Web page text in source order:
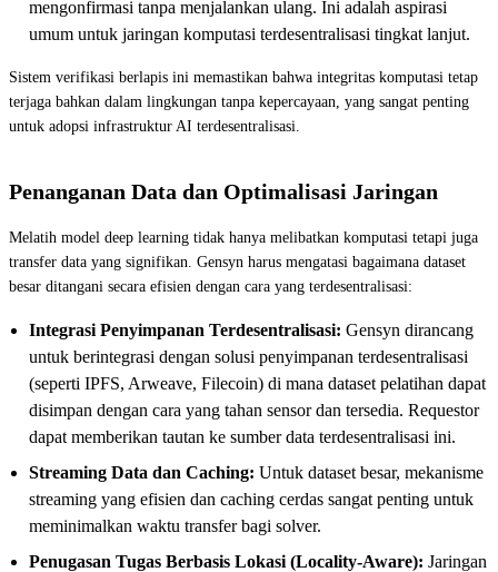
mengonfirmasi tanpa menjalankan ulang. Ini adalah aspirasi
umum untuk jaringan komputasi terdesentralisasi tingkat lanjut.
Sistem verifikasi berlapis ini memastikan bahwa integritas komputasi tetap
terjaga bahkan dalam lingkungan tanpa kepercayaan, yang sangat penting
untuk adopsi infrastruktur AI terdesentralisasi.
Penanganan Data dan Optimalisasi Jaringan
Melatih model deep learning tidak hanya melibatkan komputasi tetapi juga
transfer data yang signifikan. Gensyn harus mengatasi bagaimana dataset
besar ditangani secara efisien dengan cara yang terdesentralisasi:
Integrasi Penyimpanan Terdesentralisasi: Gensyn dirancang
untuk berintegrasi dengan solusi penyimpanan terdesentralisasi
(seperti IPFS, Arweave, Filecoin) di mana dataset pelatihan dapat
disimpan dengan cara yang tahan sensor dan tersedia. Requestor
dapat memberikan tautan ke sumber data terdesentralisasi ini.
Streaming Data dan Caching: Untuk dataset besar, mekanisme
streaming yang efisien dan caching cerdas sangat penting untuk
meminimalkan waktu transfer bagi solver.
Penugasan Tugas Berbasis Lokasi (Locality-Aware): Jaringan